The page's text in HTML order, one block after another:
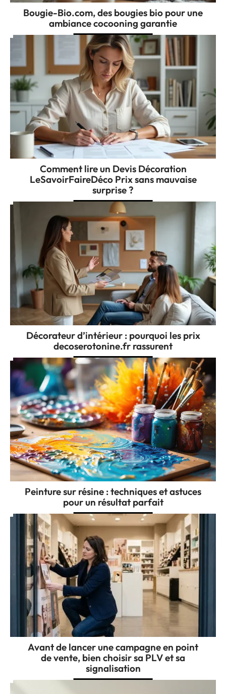
Bougie-Bio.com, des bougies bio pour une
ambiance cocooning garantie
Comment lire un Devis Décoration
LeSavoirFaireDéco Prix sans mauvaise
surprise ?
Décorateur d’intérieur : pourquoi les prix
decoserotonine.fr rassurent
Peinture sur résine : techniques et astuces
pour un résultat parfait
Avant de lancer une campagne en point
de vente, bien choisir sa PLV et sa
signalisation